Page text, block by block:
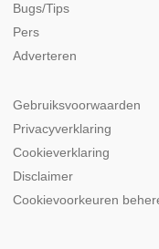
Bugs/Tips
Pers
Adverteren
Gebruiksvoorwaarden
Privacyverklaring
Cookieverklaring
Disclaimer
Cookievoorkeuren